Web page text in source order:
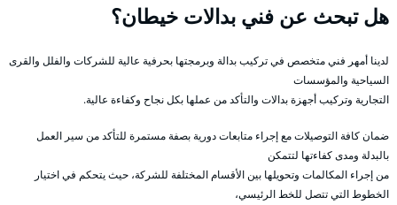
هل تبحث عن فني بدالات خيطان؟
لدينا أمهر فني متخصص في تركيب بدالة وبرمجتها بحرفية عالية للشركات والفلل والقرى
السياحية والمؤسسات
التجارية وتركيب أجهزة بدالات والتأكد من عملها بكل نجاح وكفاءة عالية.
ضمان كافة التوصيلات مع إجراء متابعات دورية بصفة مستمرة للتأكد من سير العمل
بالبدلة ومدى كفاءتها لتتمكن
من إجراء المكالمات وتحويلها بين الأقسام المختلفة للشركة، حيث يتحكم في اختيار
الخطوط التي تتصل للخط الرئيسي،